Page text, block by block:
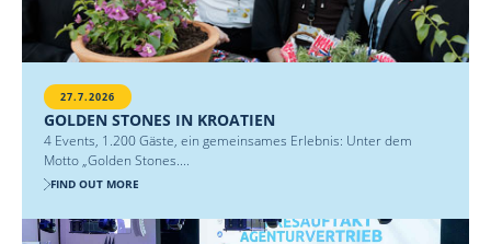
27.7.2026
GOLDEN STONES IN KROATIEN
4 Events, 1.200 Gäste, ein gemeinsames Erlebnis: Unter dem
Motto „Golden Stones....
FIND OUT MORE